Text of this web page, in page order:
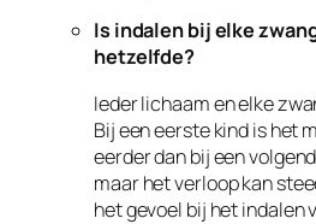
Is indalen bij elke
hetzelfde?
Ieder lichaam en elke
Bij een eerste kind is het
eerder dan bij een
maar het verloop kan
het gevoel bij het indalen